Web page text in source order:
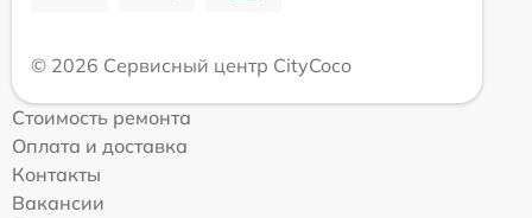
© 2026 Сервисный центр CityCoco
Стоимость ремонта
Оплата и доставка
Контакты
Вакансии